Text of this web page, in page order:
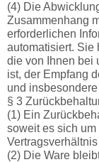
(4) Die
Zusammenhang
erforderlichen
automatisiert. Sie
die von Ihnen bei
ist, der Empfang
und
§ 3
(1) Ein
soweit es sich
(2) Die Ware